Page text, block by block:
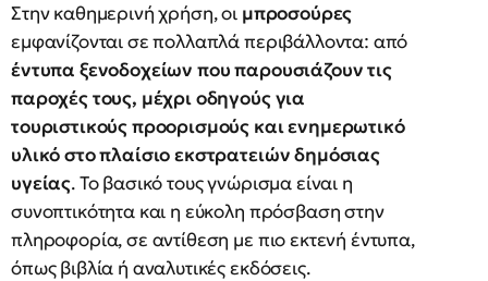
Στην καθημερινή χρήση, οι μπροσούρες
εμφανίζονται σε πολλαπλά περιβάλλοντα: από
έντυπα ξενοδοχείων που παρουσιάζουν τις
παροχές τους, μέχρι οδηγούς για
τουριστικούς προορισμούς και ενημερωτικό
υλικό στο πλαίσιο εκστρατειών δημόσιας
υγείας. Το βασικό τους γνώρισμα είναι η
συνοπτικότητα και η εύκολη πρόσβαση στην
πληροφορία, σε αντίθεση με πιο εκτενή έντυπα,
όπως βιβλία ή αναλυτικές εκδόσεις.